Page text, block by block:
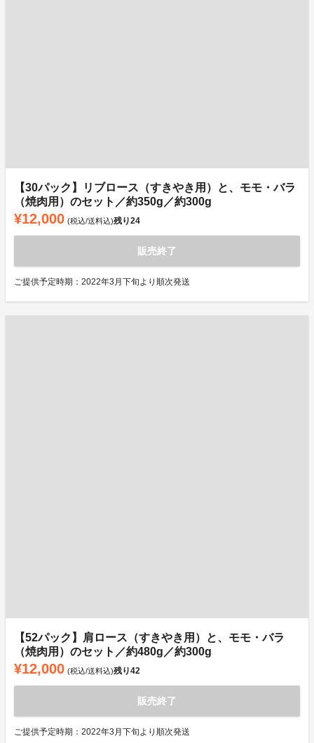
【30パック】リブロース（すきやき用）と、モモ・バラ
（焼肉用）のセット／約350g／約300g
¥12,000 (税込/送料込)残り24
販売終了
ご提供予定時期：2022年3月下旬より順次発送
【52パック】肩ロース（すきやき用）と、モモ・バラ
（焼肉用）のセット／約480g／約300g
¥12,000 (税込/送料込)残り42
販売終了
ご提供予定時期：2022年3月下旬より順次発送